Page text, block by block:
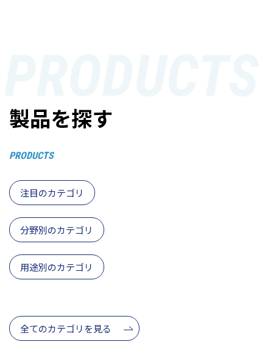
製品を探す
PRODUCTS
注目のカテゴリ
分野別のカテゴリ
用途別のカテゴリ
全てのカテゴリを見る